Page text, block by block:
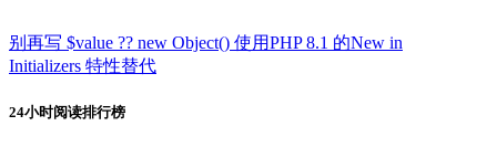
别再写 $value ?? new Object() 使用PHP 8.1 的New in
Initializers 特性替代
24小时阅读排行榜